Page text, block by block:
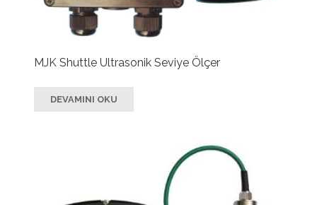
MJK Shuttle Ultrasonik Seviye Ölçer
DEVAMINI OKU